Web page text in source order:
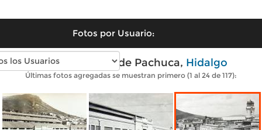
Fotos por Usuario:
Fotos antiguas de Pachuca, Hidalgo
Últimas fotos agregadas se muestran primero (1 al 24 de 117):